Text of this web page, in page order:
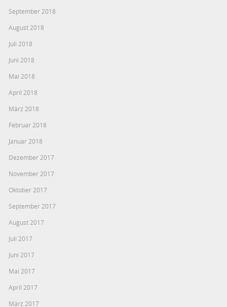
September 2018
August 2018
Juli 2018
Juni 2018
Mai 2018
April 2018
März 2018
Februar 2018
Januar 2018
Dezember 2017
November 2017
Oktober 2017
September 2017
August 2017
Juli 2017
Juni 2017
Mai 2017
April 2017
März 2017